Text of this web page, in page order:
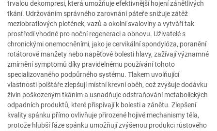
trvalou dekompresi, která umožňuje efektivnější hojení zánětlivých
tkání. Udržováním správného zarovnání páteře snižuje zátěž
meziobratlových plotének, vazů a okolní svaloviny a vytváří tak
prostředí vhodné pro noční regeneraci a obnovu. Uživatelé s
chronickými onemocněními, jako je cervikální spondylóza, poranění
rotátorové manžety nebo napěťové bolesti hlavy, zažívají významné
zmírnění symptomů díky pravidelnému používání tohoto
specializovaného podpůrného systému. Tlakem uvolňující
vlastnosti polštáře zlepšují místní krevní oběh, což zvyšuje dodávku
živin poškozeným tkáním a usnadňuje odstraňování metabolických
odpadních produktů, které přispívají k bolesti a zánětu. Zlepšení
kvality spánku přímo ovlivňuje přirozené hojivé mechanismy těla,
protože hlubší fáze spánku umožňují zvýšenou produkci růstového